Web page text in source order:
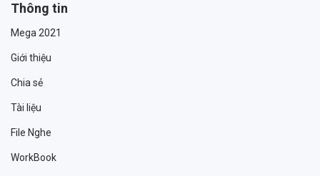
Thông tin
Mega 2021
Giới thiệu
Chia sẻ
Tài liệu
File Nghe
WorkBook